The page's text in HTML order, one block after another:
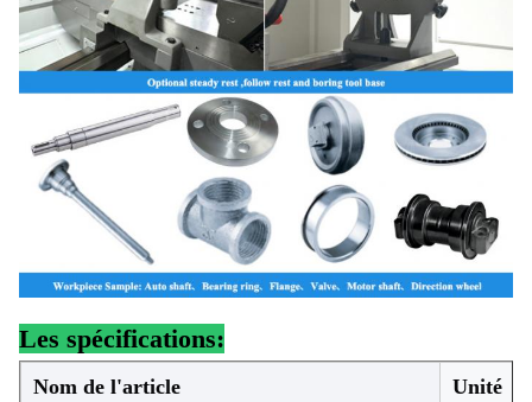
Les spécifications:
Nom de l'article Unité